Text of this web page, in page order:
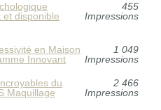
et disponible
455
Impressions
en Maison
Innovant
1 049
Impressions
du
Maquillage
2 466
Impressions